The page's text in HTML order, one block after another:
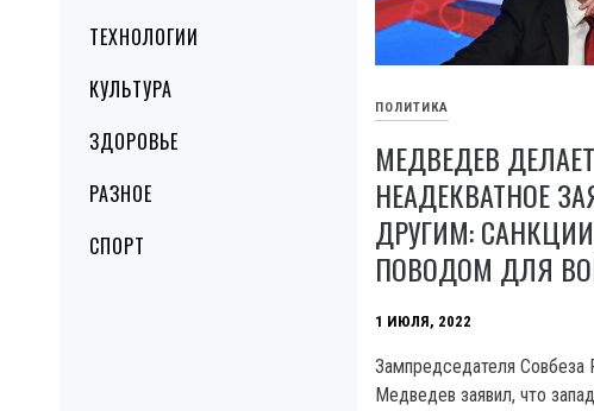
ТЕХНОЛОГИИ
КУЛЬТУРА
ЗДОРОВЬЕ
РАЗНОЕ
СПОРТ
ПОЛИТИКА
МЕДВЕДЕВ
НЕАДЕКВАТНОЕ
ДРУГИМ:
ПОВОДОМ ДЛЯ
1 ИЮЛЯ, 2022
Зампредседателя
Медведев заявил, что